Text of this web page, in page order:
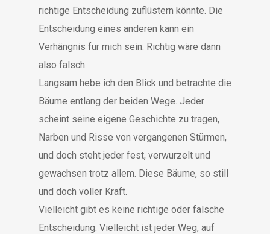
richtige Entscheidung zuflüstern könnte. Die
Entscheidung eines anderen kann ein
Verhängnis für mich sein. Richtig wäre dann
also falsch.
Langsam hebe ich den Blick und betrachte die
Bäume entlang der beiden Wege. Jeder
scheint seine eigene Geschichte zu tragen,
Narben und Risse von vergangenen Stürmen,
und doch steht jeder fest, verwurzelt und
gewachsen trotz allem. Diese Bäume, so still
und doch voller Kraft.
Vielleicht gibt es keine richtige oder falsche
Entscheidung. Vielleicht ist jeder Weg, auf